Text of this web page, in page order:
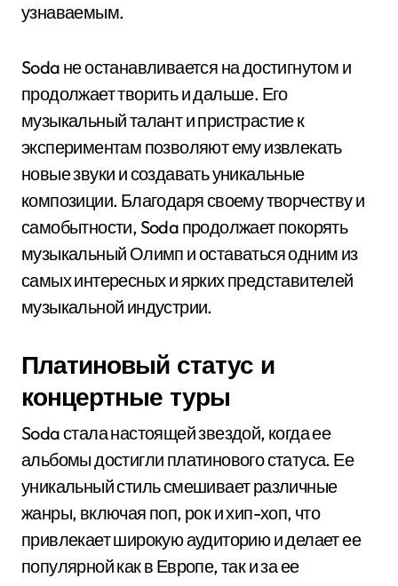
узнаваемым.
Soda не останавливается на достигнутом и
продолжает творить и дальше. Его
музыкальный талант и пристрастие к
экспериментам позволяют ему извлекать
новые звуки и создавать уникальные
композиции. Благодаря своему творчеству и
самобытности, Soda продолжает покорять
музыкальный Олимп и оставаться одним из
самых интересных и ярких представителей
музыкальной индустрии.
Платиновый статус и
концертные туры
Soda стала настоящей звездой, когда ее
альбомы достигли платинового статуса. Ее
уникальный стиль смешивает различные
жанры, включая поп, рок и хип-хоп, что
привлекает широкую аудиторию и делает ее
популярной как в Европе, так и за ее